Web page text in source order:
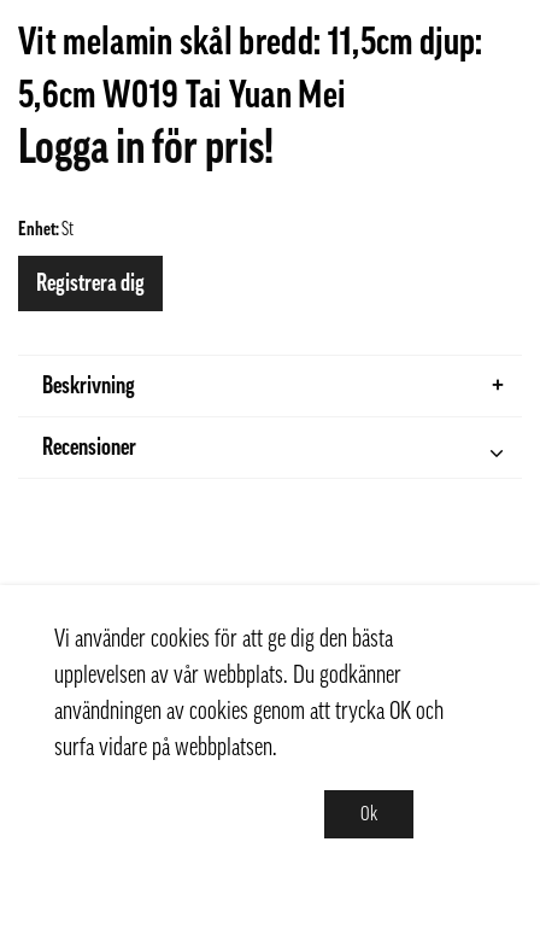
Vit melamin skål bredd: 11,5cm djup:
5,6cm W019 Tai Yuan Mei
Logga in för pris!
Enhet:St
Registrera dig
Beskrivning
Recensioner
Vi använder cookies för att ge dig den bästa
upplevelsen av vår webbplats. Du godkänner
användningen av cookies genom att trycka OK och
surfa vidare på webbplatsen.
Ok